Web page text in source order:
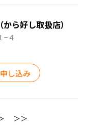
ら好し取扱店）
−４
し込み
＞＞